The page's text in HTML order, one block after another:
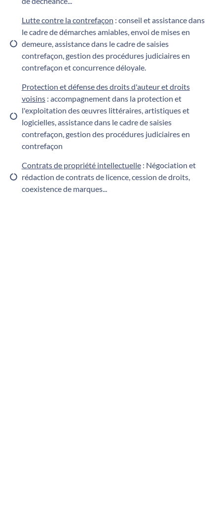
Lutte contre la contrefaçon : conseil et assistance dans
le cadre de démarches amiables, envoi de mises en
demeure, assistance dans le cadre de saisies
contrefaçon, gestion des procédures judiciaires en
contrefaçon et concurrence déloyale.
Protection et défense des droits d'auteur et droits
voisins: accompagnement dans la protection et
l'exploitation des œuvres littéraires, artistiques et
logicielles, assistance dans le cadre de saisies
contrefaçon, gestion des procédures judiciaires en
contrefaçon
Contrats de propriété intellectuelle: Négociation et
rédaction de contrats de licence, cession de droits,
coexistence de marques...